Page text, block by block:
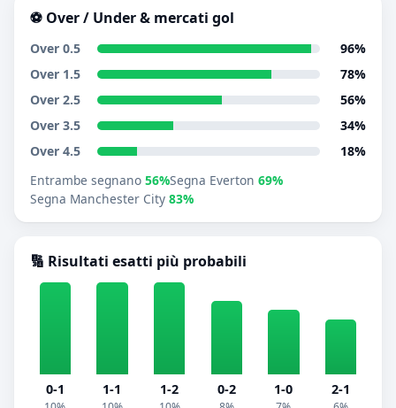
⚽ Over / Under & mercati gol
Over 0.5
96%
Over 1.5
78%
Over 2.5
56%
Over 3.5
34%
Over 4.5
18%
Entrambe segnano 56%Segna Everton 69%
Segna Manchester City 83%
🔢 Risultati esatti più probabili
0-1 1-1 1-2 0-2 1-0 2-1